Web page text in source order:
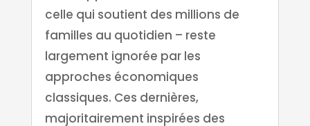
celle qui soutient des millions de
familles au quotidien – reste
largement ignorée par les
approches économiques
classiques. Ces dernières,
majoritairement inspirées des